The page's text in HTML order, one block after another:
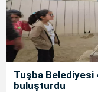
Tuşba
buluşturdu